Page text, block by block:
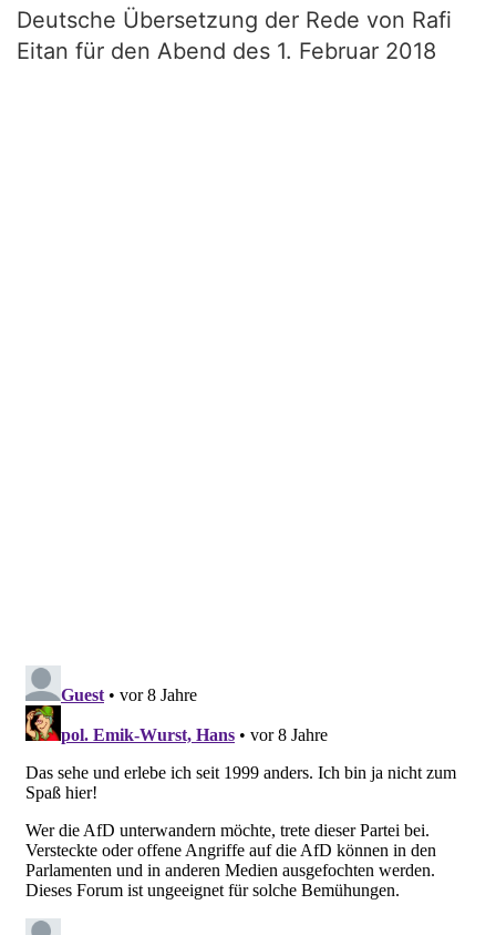
Deutsche Übersetzung der Rede von Rafi
Eitan für den Abend des 1. Februar 2018